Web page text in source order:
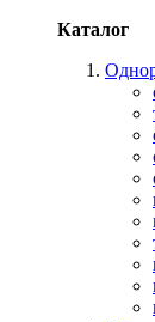
Каталог